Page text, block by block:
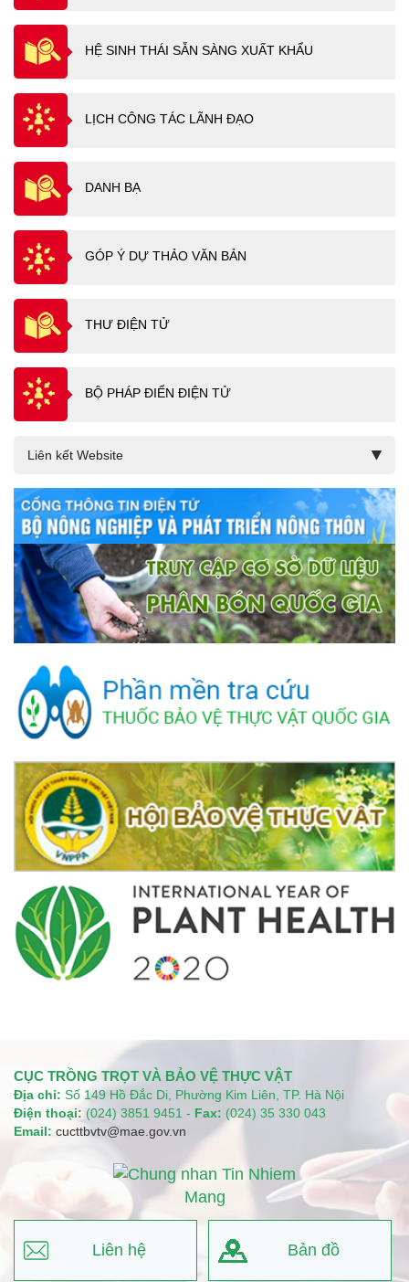
HỆ SINH THÁI SẴN SÀNG XUẤT KHẨU
LỊCH CÔNG TÁC LÃNH ĐẠO
DANH BẠ
GÓP Ý DỰ THẢO VĂN BẢN
THƯ ĐIỆN TỬ
BỘ PHÁP ĐIỂN ĐIỆN TỬ
CỤC TRỒNG TRỌT VÀ BẢO VỆ THỰC VẬT
Địa chỉ: Số 149 Hồ Đắc Di, Phường Kim Liên, TP. Hà Nội
Điện thoại: (024) 3851 9451 - Fax: (024) 35 330 043
Email: cucttbvtv@mae.gov.vn
Liên hệ Bản đồ